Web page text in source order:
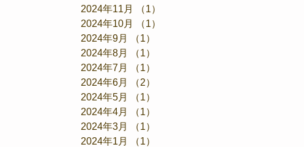
2024年11月
（1）
2024年10月
（1）
2024年9月
（1）
2024年8月
（1）
2024年7月
（1）
2024年6月
（2）
2024年5月
（1）
2024年4月
（1）
2024年3月
（1）
2024年1月
（1）